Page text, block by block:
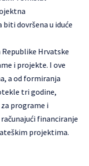
dovršena u iduće
Republike Hrvatske
i projekte. I ove
a od formiranja
tri godine,
programe i
financiranje
projektima.